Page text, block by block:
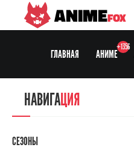
ANIMEFOX
ГЛАВНАЯ АНИМЕ
+1356
НАВИГАЦИЯ
СЕЗОНЫ